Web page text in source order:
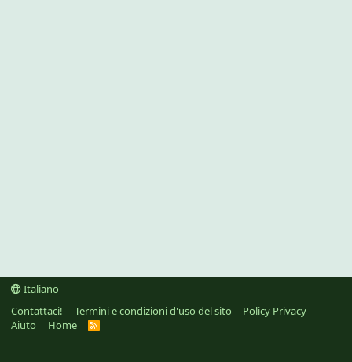
Italiano
Contattaci!
Termini e condizioni d'uso del sito
Policy Privacy
Aiuto
Home
R